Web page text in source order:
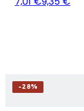
-28%